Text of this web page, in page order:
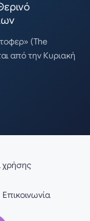
(The
από την Κυριακή
χρήσης
Επικοινωνία